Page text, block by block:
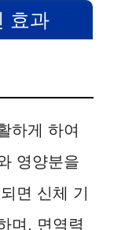
효과
하게 하여
영양분을
면 신체 기
며, 면역력